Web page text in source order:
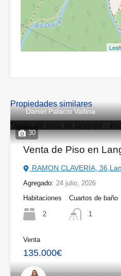
Propiedades similares
30
Daniel Palacio Vallina
Venta de Piso en
RAMON CLAVERIA,
Agregado: 24 julio, 2026
Habitaciones
2
Cuartos de baño
1
Venta
135.000€